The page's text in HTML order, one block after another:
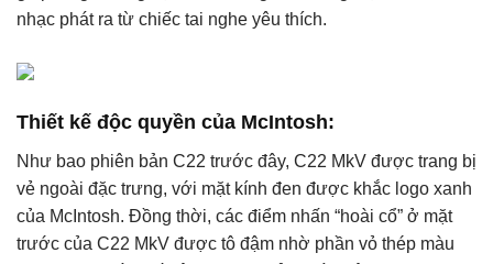
nhạc phát ra từ chiếc tai nghe yêu thích.
Thiết kế độc quyền của McIntosh:
Như bao phiên bản C22 trước đây, C22 MkV được trang bị
vẻ ngoài đặc trưng, với mặt kính đen được khắc logo xanh
của McIntosh. Đồng thời, các điểm nhấn “hoài cổ” ở mặt
trước của C22 MkV được tô đậm nhờ phần vỏ thép màu